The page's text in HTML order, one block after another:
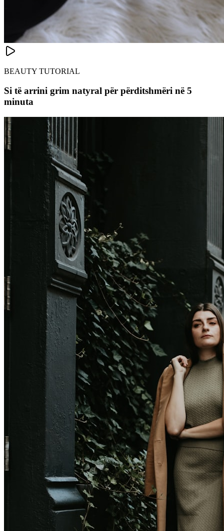
BEAUTY TUTORIAL
Si të arrini grim natyral për përditshmëri në 5
minuta